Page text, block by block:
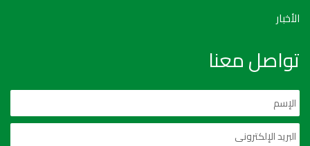
الأخبار
تواصل معنا